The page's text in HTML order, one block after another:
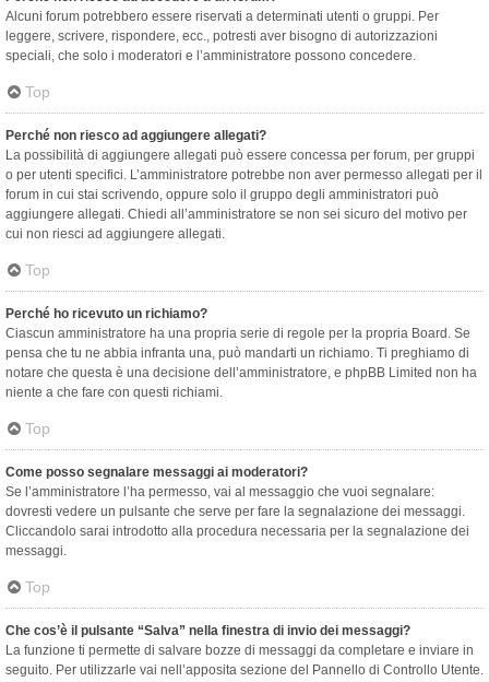
Alcuni forum potrebbero essere riservati a determinati utenti o gruppi. Per
leggere, scrivere, rispondere, ecc., potresti aver bisogno di autorizzazioni
speciali, che solo i moderatori e l’amministratore possono concedere.
Top
Perché non riesco ad aggiungere allegati?
La possibilità di aggiungere allegati può essere concessa per forum, per gruppi
o per utenti specifici. L’amministratore potrebbe non aver permesso allegati per il
forum in cui stai scrivendo, oppure solo il gruppo degli amministratori può
aggiungere allegati. Chiedi all’amministratore se non sei sicuro del motivo per
cui non riesci ad aggiungere allegati.
Top
Perché ho ricevuto un richiamo?
Ciascun amministratore ha una propria serie di regole per la propria Board. Se
pensa che tu ne abbia infranta una, può mandarti un richiamo. Ti preghiamo di
notare che questa è una decisione dell’amministratore, e phpBB Limited non ha
niente a che fare con questi richiami.
Top
Come posso segnalare messaggi ai moderatori?
Se l’amministratore l’ha permesso, vai al messaggio che vuoi segnalare:
dovresti vedere un pulsante che serve per fare la segnalazione dei messaggi.
Cliccandolo sarai introdotto alla procedura necessaria per la segnalazione dei
messaggi.
Top
Che cos’è il pulsante “Salva” nella finestra di invio dei messaggi?
La funzione ti permette di salvare bozze di messaggi da completare e inviare in
seguito. Per utilizzarle vai nell’apposita sezione del Pannello di Controllo Utente.